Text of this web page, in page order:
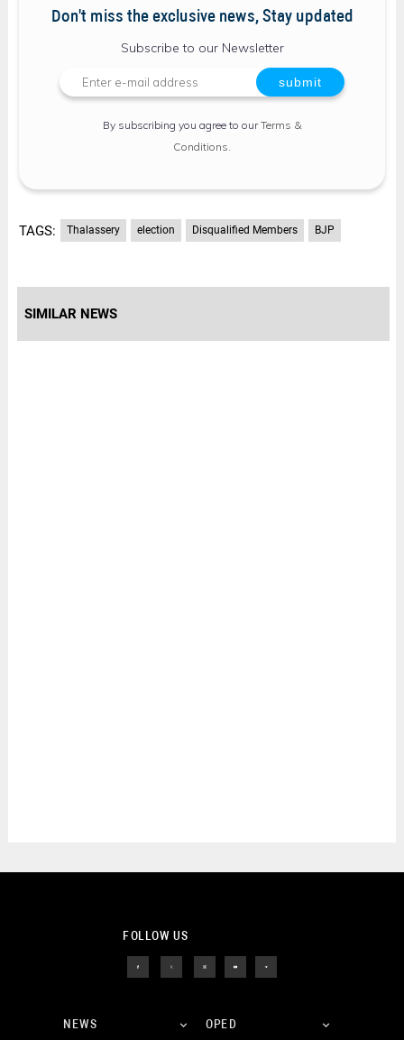
Don't miss the exclusive news, Stay updated
Subscribe to our Newsletter
By subscribing you agree to ourTerms &
Conditions
TAGS: Thalassery election Disqualified Members BJP
SIMILAR NEWS
FOLLOW US
NEWS OPED